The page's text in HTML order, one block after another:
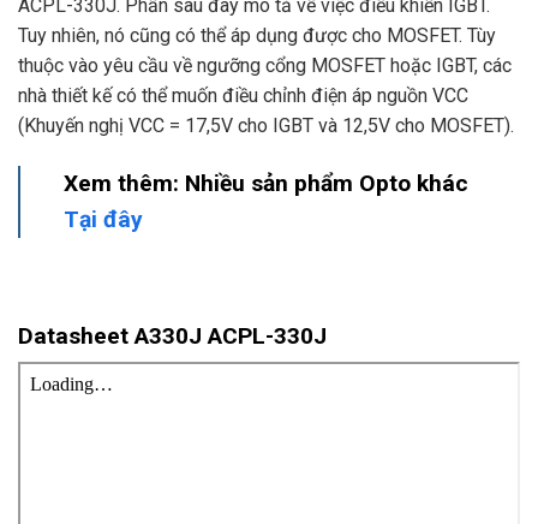
ACPL-330J. Phần sau đây mô tả về việc điều khiển IGBT.
Tuy nhiên, nó cũng có thể áp dụng được cho MOSFET. Tùy
thuộc vào yêu cầu về ngưỡng cổng MOSFET hoặc IGBT, các
nhà thiết kế có thể muốn điều chỉnh điện áp nguồn VCC
(Khuyến nghị VCC = 17,5V cho IGBT và 12,5V cho MOSFET).
Xem thêm: Nhiều sản phẩm Opto khác
Tại đây
Datasheet A330J ACPL-330J